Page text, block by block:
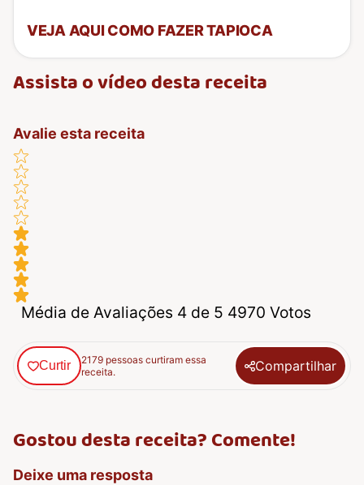
VEJA AQUI COMO FAZER TAPIOCA
Assista o vídeo desta receita
Avalie esta receita
Média de Avaliações 4 de 5 4970 Votos
Curtir
2179 pessoas curtiram essa
receita.
Compartilhar
Gostou desta receita? Comente!
Deixe uma resposta